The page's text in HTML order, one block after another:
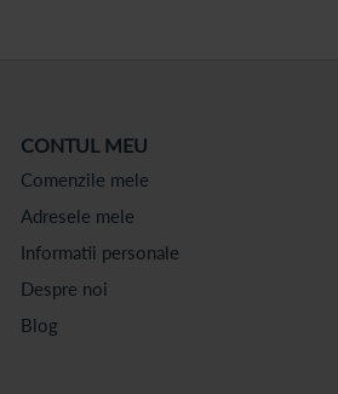
CONTUL MEU
Comenzile mele
Adresele mele
Informatii personale
Despre noi
Blog